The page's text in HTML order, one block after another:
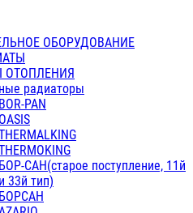
ОБОРУДОВАНИЕ
ОТОПЛЕНИЯ
радиаторы
BOR-PAN
OASIS
БОР-САН(старое поступление, 11й
и 33й тип)
БОРСАН